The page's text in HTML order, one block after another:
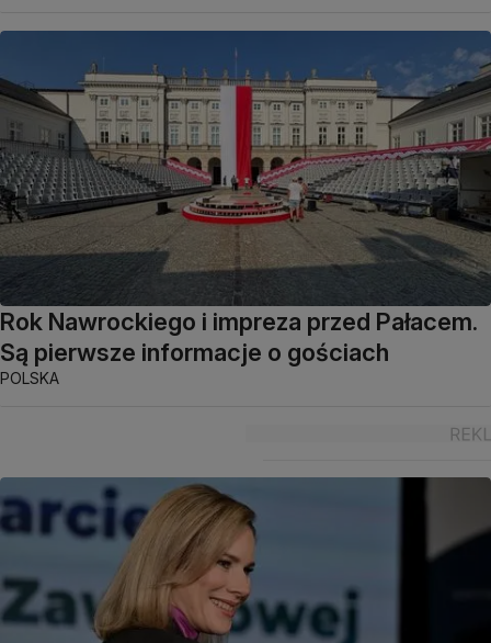
Rok Nawrockiego i impreza przed Pałacem.
Są pierwsze informacje o gościach
POLSKA